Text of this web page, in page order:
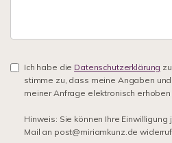
Ich habe die Datenschutzerklärung
stimme zu, dass meine Angaben
meiner Anfrage elektronisch
Hinweis: Sie können Ihre
Mail an post@miriamkunz.de